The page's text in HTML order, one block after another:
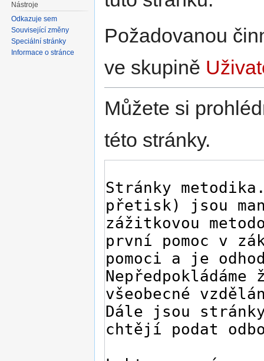
Požadovanou
ve skupině
Můžete si
této stránky.
Nástroje
Odkazuje sem
Související změny
Speciální stránky
Informace o stránce